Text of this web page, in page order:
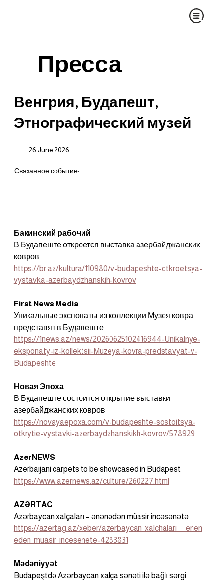
Бакинский рабочий
В Будапеште откроется выставка азербайджанских
ковров
https://br.az/kultura/110980/v-budapeshte-otkroetsya-
vystavka-azerbaydzhanskih-kovrov
First News Media
Уникальные экспонаты из коллекции Музея ковра
представят в Будапеште
https://1news.az/news/20260625102416944-Unikalnye-
eksponaty-iz-kollektsii-Muzeya-kovra-predstavyat-v-
Budapeshte
Новая Эпоха
В Будапеште состоится открытие выставки
азербайджанских ковров
https://novayaepoxa.com/v-budapeshte-sostoitsya-
otkrytie-vystavki-azerbaydzhanskikh-kovrov/578929
AzerNEWS
Azerbaijani carpets to be showcased in Budapest
https://www.azernews.az/culture/260227.html
AZƏRTAC
Azərbaycan xalçaları – ənənədən müasir incəsənətə
https://azertag.az/xeber/azerbaycan_xalchalari___enen
eden_muasir_incesenete-4283831
Mədəniyyət
Budapeştdə Azərbaycan xalça sənəti ilə bağlı sərgi
26 June 2026
Венгрия, Будапешт,
Этнографический музей
Пресса
Связанное событие: